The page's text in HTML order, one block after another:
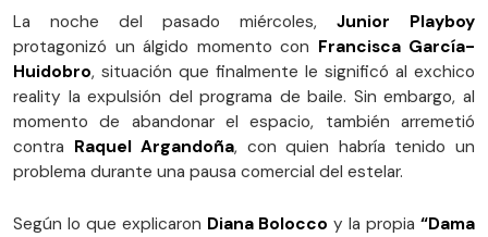
La noche del pasado miércoles, Junior Playboy
protagonizó un álgido momento con Francisca García-
Huidobro, situación que finalmente le significó al exchico
reality la expulsión del programa de baile. Sin embargo, al
momento de abandonar el espacio, también arremetió
contra Raquel Argandoña, con quien habría tenido un
problema durante una pausa comercial del estelar.
Según lo que explicaron Diana Bolocco y la propia“Dama